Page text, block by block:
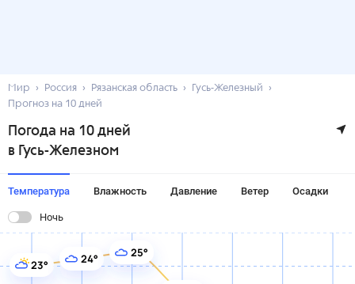
Мир Россия Рязанская область
Гусь-Железный
Прогноз на 10 дней
Погода на 10 дней
в Гусь-Железном
Температура Влажность Давление Ветер Осадки
Ночь
23° 24° 25°